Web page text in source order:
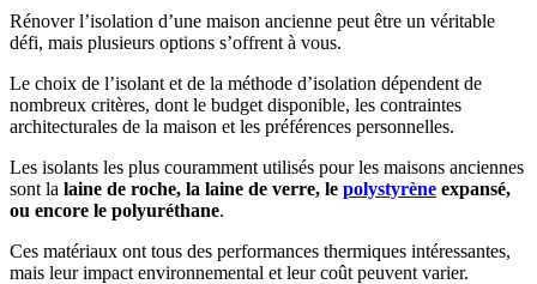
Rénover l’isolation d’une maison ancienne peut être un véritable
défi, mais plusieurs options s’offrent à vous.
Le choix de l’isolant et de la méthode d’isolation dépendent de
nombreux critères, dont le budget disponible, les contraintes
architecturales de la maison et les préférences personnelles.
Les isolants les plus couramment utilisés pour les maisons anciennes
sont la laine de roche, la laine de verre, le polystyrène expansé,
ou encore le polyuréthane.
Ces matériaux ont tous des performances thermiques intéressantes,
mais leur impact environnemental et leur coût peuvent varier.